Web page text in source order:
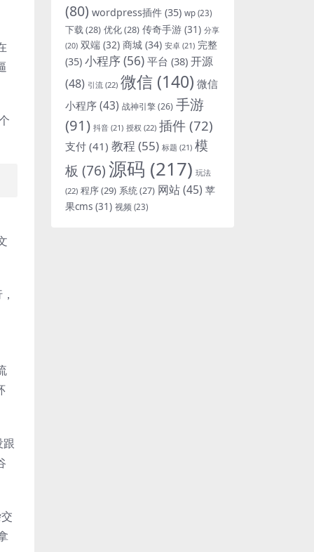
跟
(80) wordpress插件 (35) wp (23)
下载(28) 优化(28) 传奇手游 (31) 分享
(20) 双端 (32) 商城 (34) 安卓 (21) 完整
(35) 小程序(56) 平台 (38) 开源
(48) 引流 (22) 微信 (140) 微信
小程序(43) 战神引擎(26) 手游
(91) 抖音 (21) 授权 (22) 插件 (72)
支付 (41) 教程 (55) 标题 (21) 模
板 (76)源码 (217) 玩法
(22) 程序(29) 系统(27) 网站(45) 苹
果cms (31) 视频 (23)